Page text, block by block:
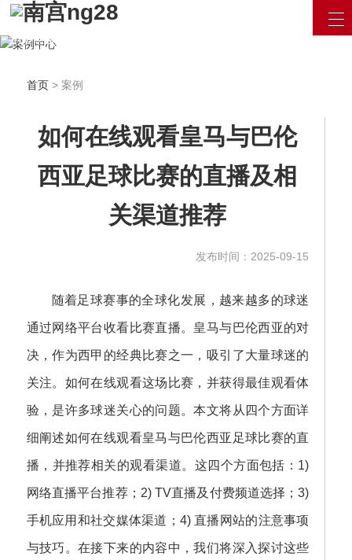
汇聚最新资讯 / 产品信息
用最专业的眼光看待互联网
首页> 案例
如何在线观看皇马与巴伦
西亚足球比赛的直播及相
关渠道推荐
发布时间：2025-09-15
随着足球赛事的全球化发展，越来越多的球迷
通过网络平台收看比赛直播。皇马与巴伦西亚的对
决，作为西甲的经典比赛之一，吸引了大量球迷的
关注。如何在线观看这场比赛，并获得最佳观看体
验，是许多球迷关心的问题。本文将从四个方面详
细阐述如何在线观看皇马与巴伦西亚足球比赛的直
播，并推荐相关的观看渠道。这四个方面包括：1)
网络直播平台推荐；2) TV直播及付费频道选择；3)
手机应用和社交媒体渠道；4) 直播网站的注意事项
与技巧。在接下来的内容中，我们将深入探讨这些